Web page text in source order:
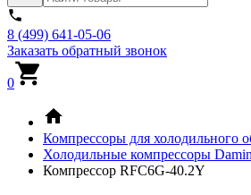
8 (499) 641-05-06
Заказать обратный звонок
0
Компрессоры для холодильного
Холодильные компрессоры
Компрессор RFC6G-40.2Y